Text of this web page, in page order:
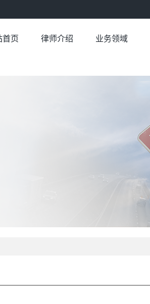
首页 律师介绍 业务领域